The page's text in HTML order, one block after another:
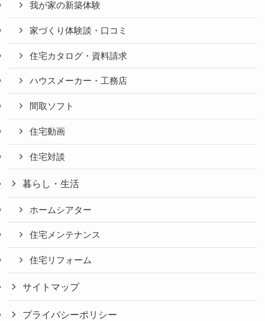
我が家の新築体験
家づくり体験談・口コミ
住宅カタログ・資料請求
ハウスメーカー・工務店
間取ソフト
住宅動画
住宅対談
暮らし・生活
ホームシアター
住宅メンテナンス
住宅リフォーム
サイトマップ
プライバシーポリシー